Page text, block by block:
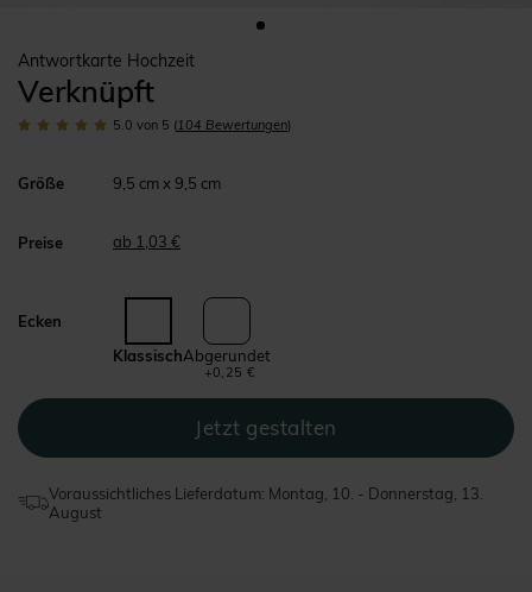
Antwortkarte Hochzeit
Verknüpft
5.0 von 5 (104 Bewertungen)
Größe 9,5 cm x 9,5 cm
Preise ab 1,03 €
Ecken
KlassischAbgerundet
+0,25 €
Voraussichtliches Lieferdatum: Montag, 10. - Donnerstag, 13.
August